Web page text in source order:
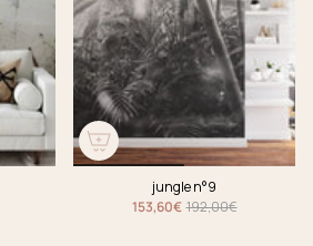
jungle n°9
153,60€ 192,00€